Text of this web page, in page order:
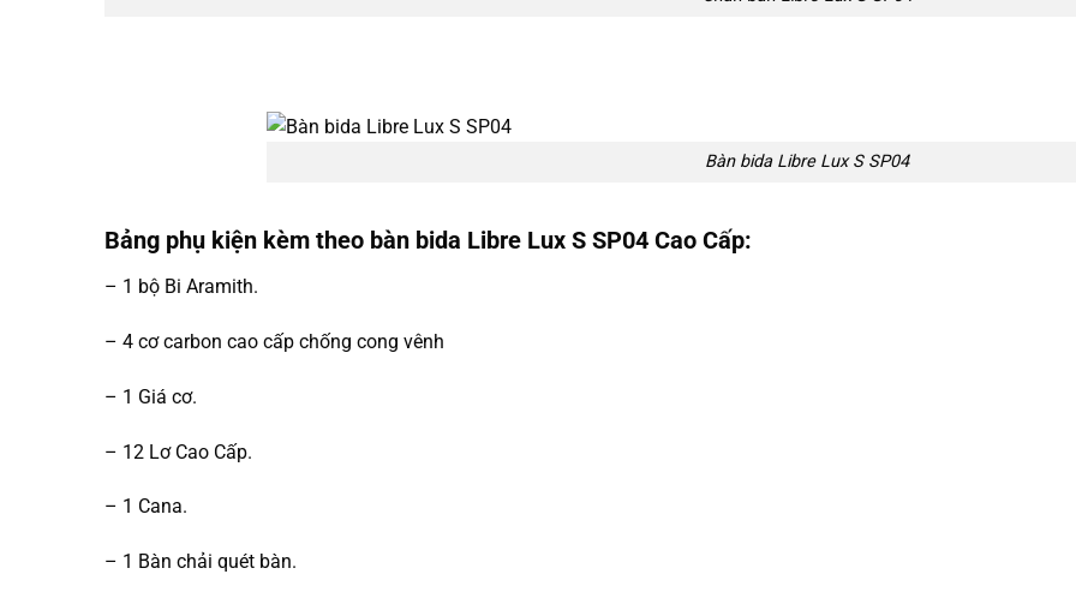
Bàn bida Libre Lux S SP04
Bảng phụ kiện kèm theo bàn bida Libre Lux S SP04 Cao Cấp:
– 1 bộ Bi Aramith.
– 4 cơ carbon cao cấp chống cong vênh
– 1 Giá cơ.
– 12 Lơ Cao Cấp.
– 1 Cana.
– 1 Bàn chải quét bàn.